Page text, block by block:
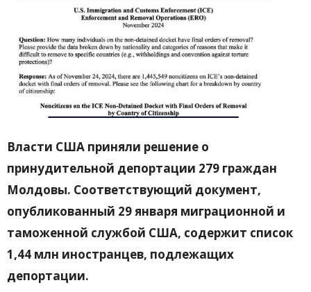
Власти США приняли решение о
принудительной депортации 279 граждан
Молдовы. Соответствующий документ,
опубликованный 29 января миграционной и
таможенной службой США, содержит список
1,44 млн иностранцев, подлежащих
депортации.